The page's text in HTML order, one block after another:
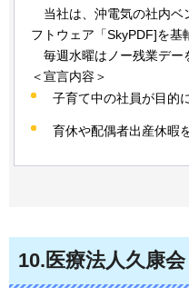
当社は、 沖電気の社内ベ
フトウェア「SkyPDF]を
毎週水曜は ノー残業デー
＜宣言内容＞
子育て中の社員が目的
育休や配偶者出産休暇
10.医療法人久康会